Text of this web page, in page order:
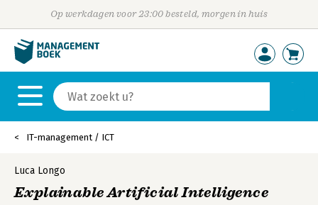
Op werkdagen voor 23:00 besteld, morgen in huis
IT-management / ICT
Luca Longo
Explainable Artificial Intelligence